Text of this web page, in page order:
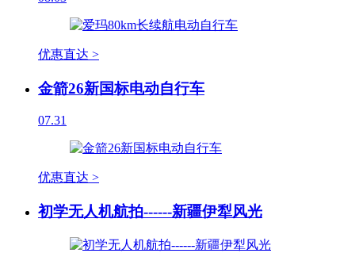
优惠直达 >
金箭26新国标电动自行车
07.31
优惠直达 >
初学无人机航拍------新疆伊犁风光